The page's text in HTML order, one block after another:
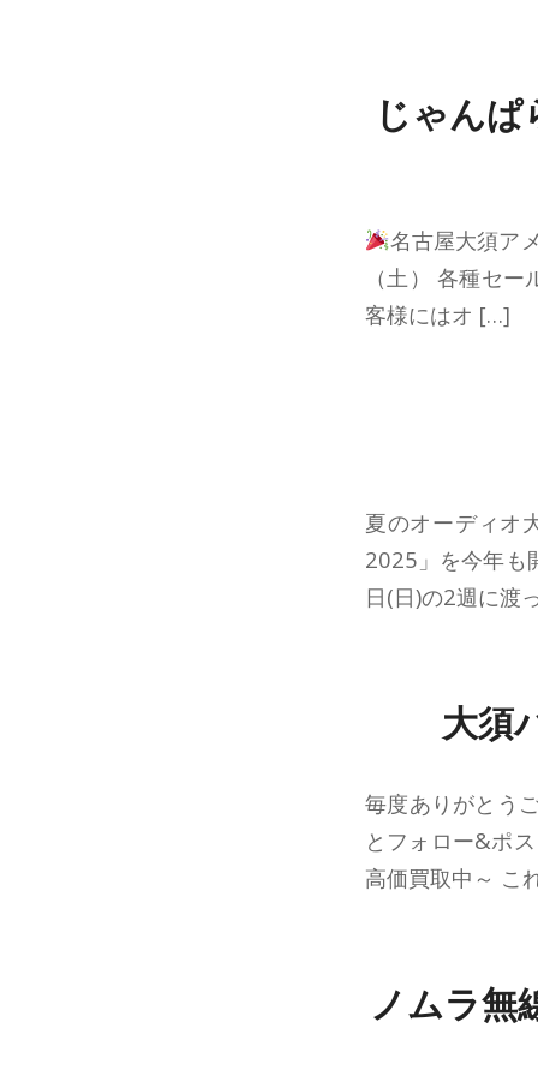
じゃん
名古屋大須ア
（土） 各種セ
客様にはオ […]
夏のオーディオ
2025」を今年も
日(日)の2週に渡
大須
毎度ありがとう
とフォロー&ポ
高価買取中～ こ
ノムラ無